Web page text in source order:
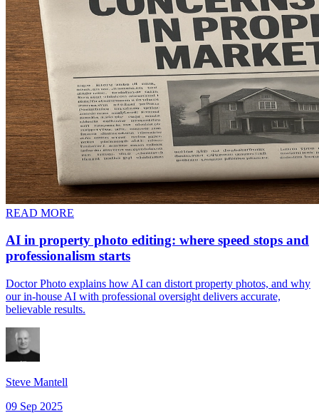
READ MORE
AI in property photo editing: where speed stops and
professionalism starts​​​​‌ ‍ ​‍​‍‌‍ ‌ ​‍‌‍‍‌‌‍‌ ‌‍‍‌‌‍ ‍​‍​‍​ ‍‍​‍​‍‌ ​ ‌‍​‌‌‍ ‍‌‍‍‌‌ ‌​‌ ‍‌​‍ ‍‌‍‍‌‌‍ ​‍​‍​‍ ​​‍​‍‌‍‍​‌ ​‍‌‍‌‌‌‍‌‍​‍​‍​ ‍‍​‍​‍​‍ ‌‍​‌‌‍‌​‌‍ ‌‌‍‍‌‌‍ ‍​‍ ‌‍‍‌‌‍ ‍‌ ‌​‌‍‌‌‌‍ ‍‌ ‌​​‍ ‌‍‌‌‌‍‌​‌‍‍‌‌ ‌​​‍ ‌‍ ‌‌‍ ‌‍‌​‌‍‌‌​ ‌‌ ​​‌ ​‍‌‍‌‌‌ ​ ‌‍‌‌‌‍ ‍‌ ‌​‌‍​‌‌ ‌​‌‍‍‌‌‍ ‌‍ ‍​ ‍ ‌‍‍‌‌‍‌​​ ‌​ ‌‌​ ‌ ‌‍‌​‌‍‌​​ ​‍​ ‍‌​ ‌‌​ ‌​​‍ ‌​ ‌‌‌‍​ ​ ‌‌​ ​‌​‍ ‌​ ‌​​ ‌ ​ ‌​‌‍‌‍​‍ ‌​ ‍​​ ‌ ​ ‌​​ ‌‌​‍ ‌‌‍‌‍‌‍​‌​ ‌​​ ‌‌​ ‌‍‌‍​‌‌‍​ ​ ‍‌​ ​​​ ‌​​ ​​​ ​ ​ ‍ ‌ ‌​‌ ‍‌‌ ​​‌‍‌‌​ ‌‌ ​​‌‍ ‌ ​ ‌ ‌​​ ‍ ‌ ​​‌‍​‌‌ ‌​‌‍‍​​ ‌‌ ‌​‌‍‍‌‌ ‌​‌‍ ​‌‍‌‌​ ‌‍​‍‌‍​‌‌ ​ ‌‍‌‌‌‌‌‌‌ ​‍‌‍ ​​ ‌​‍‌‌​ ​‍‌​‌‍‌‍​‌‌‍‌​‌‍ ‌‌‍‍‌‌‍ ‍​‍‌‍‌‍‍‌‌‍‌​​ ‌​ ‌‌​ ‌ ‌‍‌​‌‍‌​​ ​‍​ ‍‌​ ‌‌​ ‌​​‍ ‌​ ‌‌‌‍​ ​ ‌‌​ ​‌​‍ ‌​ ‌​​ ‌ ​ ‌​‌‍‌‍​‍ ‌​ ‍​​ ‌ ​ ‌​​ ‌‌​‍ ‌‌‍‌‍‌‍​‌​ ‌​​ ‌‌​ ‌‍‌‍​‌‌‍​ ​ ‍‌​ ​​​ ‌​​ ​​​ ​ ​‍‌‍‌ ‌​‌ ‍‌‌ ​​‌‍‌‌​ ‌‌ ​​‌‍ ‌ ​ ‌ ‌​​‍‌‍‌ ​​‌‍​‌‌ ‌​‌‍‍​​ ‌‌ ‌​‌‍‍‌‌ ‌​‌‍ ​‌‍‌‌​‍‌‍‌ ​​‌‍‌‌‌ ​‍‌ ​ ‌ ​​‌‍‌‌‌‍​ ‌ ‌​‌‍‍‌‌ ‌‍‌‍‌‌​ ‌‌ ​​‌ ‌‌‌‍​‍‌‍ ​‌‍‍‌‌ ​ ‌‍‍​‌‍‌‌‌‍‌​​‍​‍‌ ‌
Doctor Photo explains how AI can distort property photos, and why
our in-house AI with professional oversight delivers accurate,
believable results.​​​​‌ ‍ ​‍​‍‌‍ ‌ ​‍‌‍‍‌‌‍‌ ‌‍‍‌‌‍ ‍​‍​‍​ ‍‍​‍​‍‌ ​ ‌‍​‌‌‍ ‍‌‍‍‌‌ ‌​‌ ‍‌​‍ ‍‌‍‍‌‌‍ ​‍​‍​‍ ​​‍​‍‌‍‍​‌ ​‍‌‍‌‌‌‍‌‍​‍​‍​ ‍‍​‍​‍​‍ ‌‍​‌‌‍‌​‌‍ ‌‌‍‍‌‌‍ ‍​‍ ‌‍‍‌‌‍ ‍‌ ‌​‌‍‌‌‌‍ ‍‌ ‌​​‍ ‌‍‌‌‌‍‌​‌‍‍‌‌ ‌​​‍ ‌‍ ‌‌‍ ‌‍‌​‌‍‌‌​ ‌‌ ​​‌ ​‍‌‍‌‌‌ ​ ‌‍‌‌‌‍ ‍‌ ‌​‌‍​‌‌ ‌​‌‍‍‌‌‍ ‌‍ ‍​ ‍ ‌‍‍‌‌‍‌​​ ‌​ ‌‌​ ‌ ‌‍‌​‌‍‌​​ ​‍​ ‍‌​ ‌‌​ ‌​​‍ ‌​ ‌‌‌‍​ ​ ‌‌​ ​‌​‍ ‌​ ‌​​ ‌ ​ ‌​‌‍‌‍​‍ ‌​ ‍​​ ‌ ​ ‌​​ ‌‌​‍ ‌‌‍‌‍‌‍​‌​ ‌​​ ‌‌​ ‌‍‌‍​‌‌‍​ ​ ‍‌​ ​​​ ‌​​ ​​​ ​ ​ ‍ ‌ ‌​‌ ‍‌‌ ​​‌‍‌‌​ ‌‌ ​​‌‍ ‌ ​ ‌ ‌​​ ‍ ‌ ​​‌‍​‌‌ ‌​‌‍‍​​ ‌‌‍‌‌‌ ‍​‌‍​ ‌‍‌‌‌ ​‍‌ ​​‌ ‌​​‍‌‌​ ‌‌‌​​‍‌‌ ‌‍‍ ‌‍‌‌‌ ‍‌​‍‌‌​ ​ ‌​‌​​‍‌‌​ ​ ‌​‌​​‍‌‌​ ​‍​ ​‍​ ​ ​ ‌‍​ ‌ ​ ‌​​ ​‍​ ​‍‌‍​ ​ ‌‌​ ‌‍​ ​​​ ​​​ ‌​​‍‌‌​ ​‍​ ​‍​‍‌‌​ ‌‌‌​‌​​‍ ‍‌‍​ ‌‍‍​‌‍‍‌‌‍ ​‌‍‌​‌ ​‍‌‍‌‌‌‍ ‍​‍‌‌​ ‌‌‌​​‍‌‌ ‌‍‍ ‌‍‌‌‌ ‍‌​‍‌‌​ ​ ‌​‌​​‍‌‌​ ​ ‌​‌​​‍‌‌​ ​‍​ ​‍​ ‍​​ ‌ ​ ‍‌​ ‌‍​ ‌​‌‍‌‍​ ‌ ‌‍​‍​ ‌‍‌‍​ ​ ​‍‌‍‌‍​‍‌‌​ ​‍​ ​‍​‍‌‌​ ‌‌‌​‌​​‍ ‍‌ ‌​‌‍‌‌‌ ‍​‌ ‌​​ ‌‍​‍‌‍​‌‌ ​ ‌‍‌‌‌‌‌‌‌ ​‍‌‍ ​​ ‌​‍‌‌​ ​‍‌​‌‍‌‍​‌‌‍‌​‌‍ ‌‌‍‍‌‌‍ ‍​‍‌‍‌‍‍‌‌‍‌​​ ‌​ ‌‌​ ‌ ‌‍‌​‌‍‌​​ ​‍​ ‍‌​ ‌‌​ ‌​​‍ ‌​ ‌‌‌‍​ ​ ‌‌​ ​‌​‍ ‌​ ‌​​ ‌ ​ ‌​‌‍‌‍​‍ ‌​ ‍​​ ‌ ​ ‌​​ ‌‌​‍ ‌‌‍‌‍‌‍​‌​ ‌​​ ‌‌​ ‌‍‌‍​‌‌‍​ ​ ‍‌​ ​​​ ‌​​ ​​​ ​ ​‍‌‍‌ ‌​‌ ‍‌‌ ​​‌‍‌‌​ ‌‌ ​​‌‍ ‌ ​ ‌ ‌​​‍‌‍‌ ​​‌‍​‌‌ ‌​‌‍‍​​ ‌‌‍‌‌‌ ‍​‌‍​ ‌‍‌‌‌ ​‍‌ ​​‌ ‌​​‍‌‌​ ‌‌‌​​‍‌‌ ‌‍‍ ‌‍‌‌‌ ‍‌​‍‌‌​ ​ ‌​‌​​‍‌‌​ ​ ‌​‌​​‍‌‌​ ​‍​ ​‍​ ​ ​ ‌‍​ ‌ ​ ‌​​ ​‍​ ​‍‌‍​ ​ ‌‌​ ‌‍​ ​​​ ​​​ ‌​​‍‌‌​ ​‍​ ​‍​‍‌‌​ ‌‌‌​‌​​‍ ‍‌‍​ ‌‍‍​‌‍‍‌‌‍ ​‌‍‌​‌ ​‍‌‍‌‌‌‍ ‍​‍‌‌​ ‌‌‌​​‍‌‌ ‌‍‍ ‌‍‌‌‌ ‍‌​‍‌‌​ ​ ‌​‌​​‍‌‌​ ​ ‌​‌​​‍‌‌​ ​‍​ ​‍​ ‍​​ ‌ ​ ‍‌​ ‌‍​ ‌​‌‍‌‍​ ‌ ‌‍​‍​ ‌‍‌‍​ ​ ​‍‌‍‌‍​‍‌‌​ ​‍​ ​‍​‍‌‌​ ‌‌‌​‌​​‍ ‍‌ ‌​‌‍‌‌‌ ‍​‌ ‌​​‍‌‍‌ ​​‌‍‌‌‌ ​‍‌ ​ ‌ ​​‌‍‌‌‌‍​ ‌ ‌​‌‍‍‌‌ ‌‍‌‍‌‌​ ‌‌ ​​‌ ‌‌‌‍​‍‌‍ ​‌‍‍‌‌ ​ ‌‍‍​‌‍‌‌‌‍‌​​‍​‍‌ ‌
Steve Mantell​​​​‌ ‍ ​‍​‍‌‍ ‌ ​‍‌‍‍‌‌‍‌ ‌‍‍‌‌‍ ‍​‍​‍​ ‍‍​‍​‍‌ ​ ‌‍​‌‌‍ ‍‌‍‍‌‌ ‌​‌ ‍‌​‍ ‍‌‍‍‌‌‍ ​‍​‍​‍ ​​‍​‍‌‍‍​‌ ​‍‌‍‌‌‌‍‌‍​‍​‍​ ‍‍​‍​‍​‍ ‌‍​‌‌‍‌​‌‍ ‌‌‍‍‌‌‍ ‍​‍ ‌‍‍‌‌‍ ‍‌ ‌​‌‍‌‌‌‍ ‍‌ ‌​​‍ ‌‍‌‌‌‍‌​‌‍‍‌‌ ‌​​‍ ‌‍ ‌‌‍ ‌‍‌​‌‍‌‌​ ‌‌ ​​‌ ​‍‌‍‌‌‌ ​ ‌‍‌‌‌‍ ‍‌ ‌​‌‍​‌‌ ‌​‌‍‍‌‌‍ ‌‍ ‍​ ‍ ‌‍‍‌‌‍‌​​ ‌‌‍‌​‌‍‌‍​ ‍​​ ‍‌​ ​​​ ​‍​ ‌​​ ​‍​‍ ‌​ ​ ​ ‌‍​ ​‌​ ​‌​‍ ‌​ ‌​​ ‌‌​ ​ ​ ‌ ​‍ ‌​ ‍​‌‍‌‌​ ‌‌‌‍​‍​‍ ‌‌‍​ ​ ‌ ​ ‌‌‌‍‌‍‌‍​‍​ ‌‍‌‍‌‍‌‍‌​‌‍‌‍‌‍‌‍‌‍​‌​ ‍‌​ ‍ ‌ ‌​‌ ‍‌‌ ​​‌‍‌‌​ ‌‌‍​‌‌ ‌‌‌ ‌​‌‍‍​‌‍ ‌ ​‍​ ‍ ‌ ​​‌‍​‌‌ ‌​‌‍‍​​ ‌‌‍ ‍‌‍​‌‌‍ ‌‌‍‌‌​ ‌‍​‍‌‍​‌‌ ​ ‌‍‌‌‌‌‌‌‌ ​‍‌‍ ​​ ‌​‍‌‌​ ​‍‌​‌‍‌‍​‌‌‍‌​‌‍ ‌‌‍‍‌‌‍ ‍​‍‌‍‌‍‍‌‌‍‌​​ ‌‌‍‌​‌‍‌‍​ ‍​​ ‍‌​ ​​​ ​‍​ ‌​​ ​‍​‍ ‌​ ​ ​ ‌‍​ ​‌​ ​‌​‍ ‌​ ‌​​ ‌‌​ ​ ​ ‌ ​‍ ‌​ ‍​‌‍‌‌​ ‌‌‌‍​‍​‍ ‌‌‍​ ​ ‌ ​ ‌‌‌‍‌‍‌‍​‍​ ‌‍‌‍‌‍‌‍‌​‌‍‌‍‌‍‌‍‌‍​‌​ ‍‌​‍‌‍‌ ‌​‌ ‍‌‌ ​​‌‍‌‌​ ‌‌‍​‌‌ ‌‌‌ ‌​‌‍‍​‌‍ ‌ ​‍​‍‌‍‌ ​​‌‍​‌‌ ‌​‌‍‍​​ ‌‌‍ ‍‌‍​‌‌‍ ‌‌‍‌‌​‍‌‍‌ ​​‌‍‌‌‌ ​‍‌ ​ ‌ ​​‌‍‌‌‌‍​ ‌ ‌​‌‍‍‌‌ ‌‍‌‍‌‌​ ‌‌ ​​‌ ‌‌‌‍​‍‌‍ ​‌‍‍‌‌ ​ ‌‍‍​‌‍‌‌‌‍‌​​‍​‍‌ ‌
09 Sep 2025